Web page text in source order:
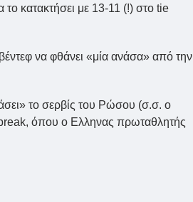
το κατακτήσει με 13-11 (!) στο tie
να φθάνει «μία ανάσα» από την
το σερβίς του Ρώσου (σ.σ. ο
όπου ο Ελληνας πρωταθλητής